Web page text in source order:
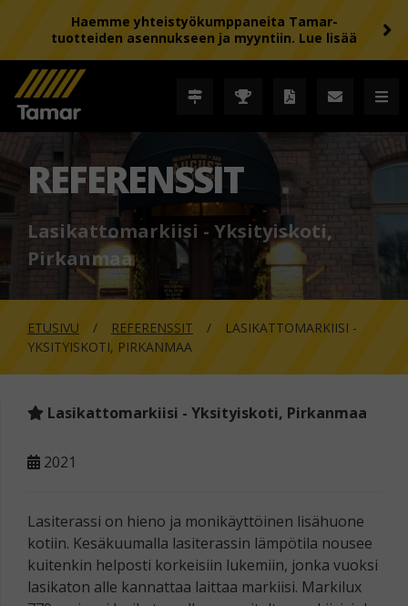
Haemme yhteistyökumppaneita Tamar-
tuotteiden asennukseen ja myyntiin. Lue lisää
REFERENSSIT
Lasikattomarkiisi - Yksityiskoti,
Pirkanmaa
ETUSIVU REFERENSSIT
LASIKATTOMARKIISI -
YKSITYISKOTI, PIRKANMAA
Lasikattomarkiisi - Yksityiskoti, Pirkanmaa
2021
Lasiterassi on hieno ja monikäyttöinen lisähuone
kotiin. Kesäkuumalla lasiterassin lämpötila nousee
kuitenkin helposti korkeisiin lukemiin, jonka vuoksi
lasikaton alle kannattaa laittaa markiisi. Markilux